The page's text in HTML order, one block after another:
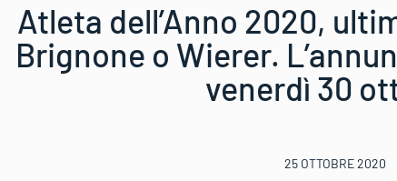
Atleta dell’Anno 2020,
Brignone o Wierer.
venerdì 30
25 OTTOBRE 2020